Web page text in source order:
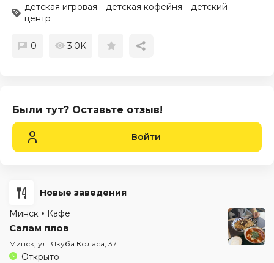
детская игровая детская кофейня
детский
центр
0 3.0K
Были тут? Оставьте отзыв!
Войти
Новые заведения
Минск
Кафе
Салам плов
Минск, ул. Якуба Коласа, 37
Открыто